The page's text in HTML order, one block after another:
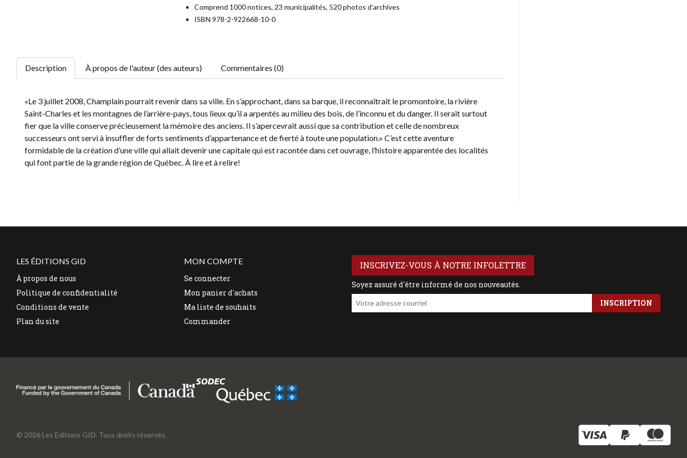
Comprend 1000 notices, 23 municipalités, 520 photos d’archives
ISBN 978-2-922668-10-0
Description À propos de l'auteur (des auteurs) Commentaires (0)
«Le 3 juillet 2008, Champlain pourrait revenir dans sa ville. En s’approchant, dans sa barque, il reconnaîtrait le promontoire, la rivière
Saint-Charles et les montagnes de l’arrière-pays, tous lieux qu’il a arpentés au milieu des bois, de l’inconnu et du danger. Il serait surtout
fier que la ville conserve précieusement la mémoire des anciens. Il s’apercevrait aussi que sa contribution et celle de nombreux
successeurs ont servi à insuffler de forts sentiments d’appartenance et de fierté à toute une population.» C’est cette aventure
formidable de la création d’une ville qui allait devenir une capitale qui est racontée dans cet ouvrage, l’histoire apparentée des localités
qui font partie de la grande région de Québec. À lire et à relire!
LES ÉDITIONS GID
À propos de nous
Politique de confidentialité
Conditions de vente
Plan du site
MON COMPTE
Se connecter
Mon panier d'achats
Ma liste de souhaits
Commander
INSCRIVEZ-VOUS À NOTRE INFOLETTRE
Soyez assuré d'être informé de nos nouveautés.
Votre adresse courriel
© 2026 Les Éditions GID. Tous droits réservés.